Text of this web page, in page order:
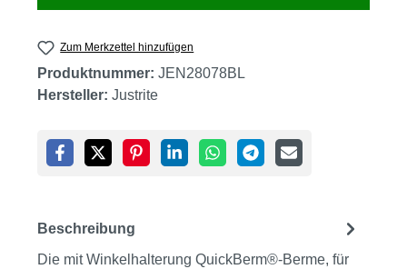
Zum Merkzettel hinzufügen
Produktnummer: JEN28078BL
Hersteller: Justrite
Beschreibung
Die mit Winkelhalterung QuickBerm®-Berme, für